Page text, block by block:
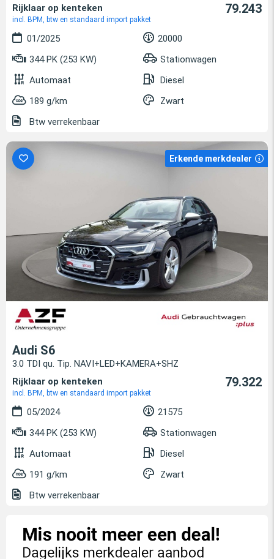
Rijklaar op kenteken
incl. BPM, btw en standaard import pakket
79.243
01/2025
20000
344 PK (253 KW)
Stationwagen
Automaat
Diesel
189 g/km
Zwart
Btw verrekenbaar
Erkende merkdealer
Audi S6
3.0 TDI qu. Tip. NAVI+LED+KAMERA+SHZ
Rijklaar op kenteken
incl. BPM, btw en standaard import pakket
79.322
05/2024
21575
344 PK (253 KW)
Stationwagen
Automaat
Diesel
191 g/km
Zwart
Btw verrekenbaar